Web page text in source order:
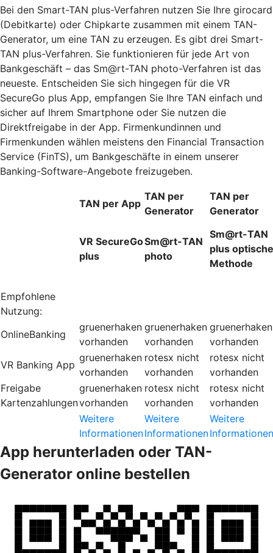
Bei den Smart-TAN plus-Verfahren nutzen Sie Ihre girocard
(Debitkarte) oder Chipkarte zusammen mit einem TAN-
Generator, um eine TAN zu erzeugen. Es gibt drei Smart-
TAN plus-Verfahren. Sie funktionieren für jede Art von
Bankgeschäft – das Sm@rt-TAN photo-Verfahren ist das
neueste. Entscheiden Sie sich hingegen für die VR
SecureGo plus App, empfangen Sie Ihre TAN einfach und
sicher auf Ihrem Smartphone oder Sie nutzen die
Direktfreigabe in der App. Firmenkundinnen und
Firmenkunden wählen meistens den Financial Transaction
Service (FinTS), um Bankgeschäfte in einem unserer
Banking-Software-Angebote freizugeben.
TAN per App
TAN per
Generator
TAN per
Generator
VR SecureGo
plus
Sm@rt-TAN
photo
Sm@rt-TAN
plus optische
Methode
Empfohlene
Nutzung:
OnlineBanking
gruenerhaken
vorhanden
gruenerhaken
vorhanden
gruenerhaken
vorhanden
VR Banking App
gruenerhaken
vorhanden
rotesx nicht
vorhanden
rotesx nicht
vorhanden
Freigabe
Kartenzahlungen
gruenerhaken
vorhanden
rotesx nicht
vorhanden
rotesx nicht
vorhanden
Weitere
Informationen
Weitere
Informationen
Weitere
Informationen
App herunterladen oder TAN-
Generator online bestellen